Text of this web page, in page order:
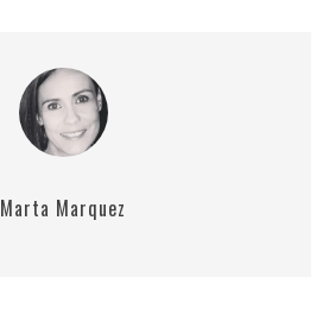
Marta Marquez